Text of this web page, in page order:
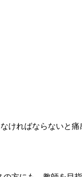
ければならないと痛